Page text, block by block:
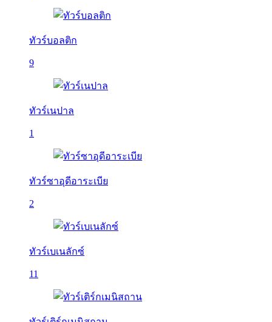
ทัวร์บอลติก
9
ทัวร์เนปาล
1
ทัวร์ซาอุดีอาระเบีย
2
ทัวร์เบเนลักซ์
11